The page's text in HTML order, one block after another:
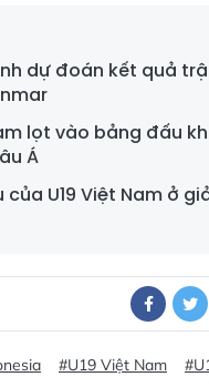
dự đoán kết quả
lọt vào bảng đấu
Á
của U19 Việt Nam ở
#U19 Việt Nam